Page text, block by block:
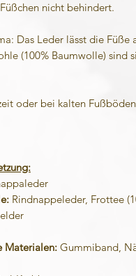
nicht behindert.
Das Leder lässt die Füße
(100% Baumwolle) sind
oder bei kalten
Rindnappeleder, Frottee
Materialen: Gummiband,